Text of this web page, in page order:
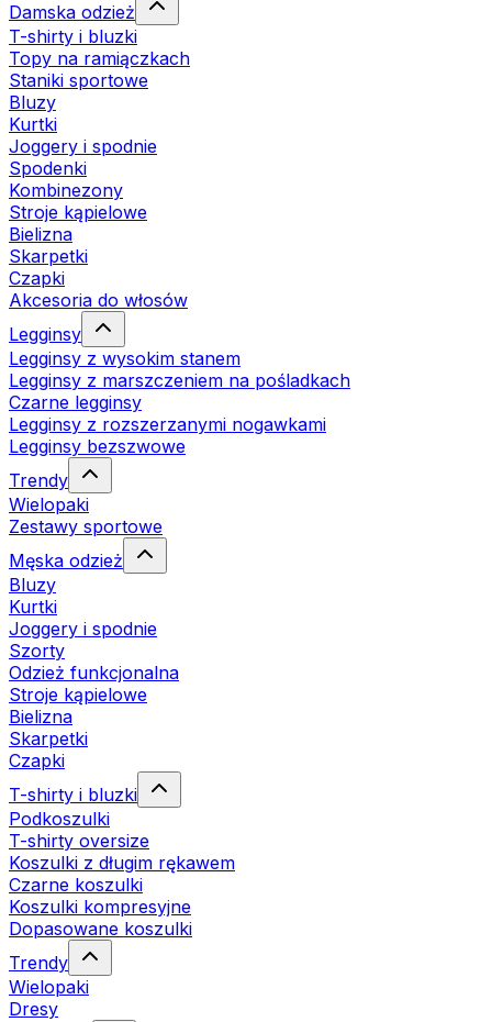
Damska odzież
T-shirty i bluzki
Topy na ramiączkach
Staniki sportowe
Bluzy
Kurtki
Joggery i spodnie
Spodenki
Kombinezony
Stroje kąpielowe
Bielizna
Skarpetki
Czapki
Akcesoria do włosów
Legginsy
Legginsy z wysokim stanem
Legginsy z marszczeniem na pośladkach
Czarne legginsy
Legginsy z rozszerzanymi nogawkami
Legginsy bezszwowe
Trendy
Wielopaki
Zestawy sportowe
Męska odzież
Bluzy
Kurtki
Joggery i spodnie
Szorty
Odzież funkcjonalna
Stroje kąpielowe
Bielizna
Skarpetki
Czapki
T-shirty i bluzki
Podkoszulki
T-shirty oversize
Koszulki z długim rękawem
Czarne koszulki
Koszulki kompresyjne
Dopasowane koszulki
Trendy
Wielopaki
Dresy